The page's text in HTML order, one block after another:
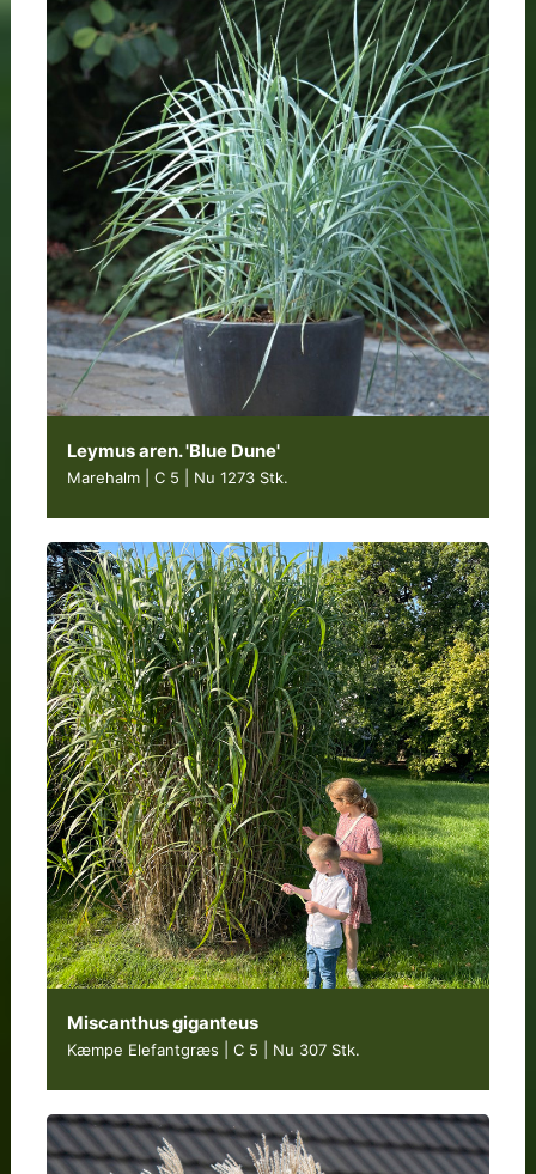
Leymus aren. 'Blue Dune'
Marehalm | C 5 Nu 1273 Stk.
Miscanthus giganteus
Kæmpe Elefantgræs | C 5 Nu 307 Stk.